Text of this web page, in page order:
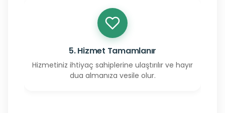
5. Hizmet Tamamlanır
Hizmetiniz ihtiyaç sahiplerine ulaştırılır ve hayır
dua almanıza vesile olur.